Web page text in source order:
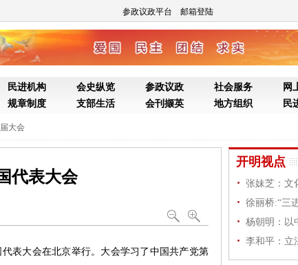
参政议政平台 邮箱登陆
民进机构 会史纵览 参政议政 社会服务 网
规章制度 支部生活 会刊撷英 地方组织 民
大会
代表大会
表大会在北京举行。大会学习了中国共产党第
开明视点
张妹芝：文
徐丽桥:“三
杨朝明：以
李和平：立